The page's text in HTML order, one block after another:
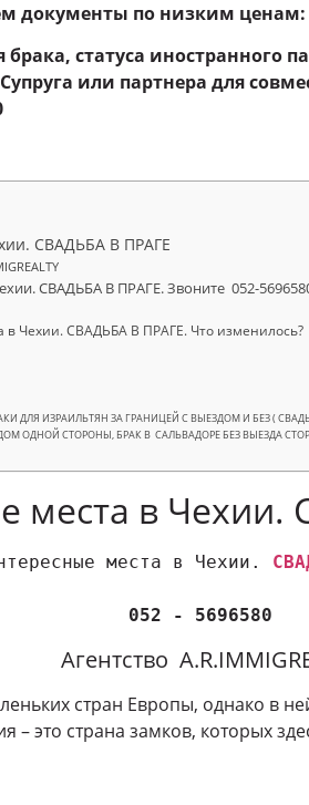
документы по низким ценам:
брака, статуса иностранного
или партнера для
СВАДЬБА В ПРАГЕ
СВАДЬБА В ПРАГЕ. Звоните 052-
в Чехии. СВАДЬБА В ПРАГЕ. Что изменилось?
ДЛЯ ИЗРАИЛЬТЯН ЗА ГРАНИЦЕЙ С ВЫЕЗДОМ И БЕЗ (
ОДНОЙ СТОРОНЫ, БРАК В САЛЬВАДОРЕ БЕЗ ВЫЕЗДА
места в
места в Чехии.
052 - 5696580
Агентство
стран Европы, однако в
– это страна замков, которых